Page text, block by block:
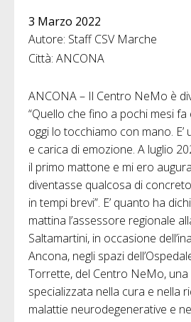
3 Marzo 2022
Autore: Staff CSV Marche
Città: ANCONA
ANCONA – Il Centro NeMo è
“Quello che fino a pochi mesi
oggi lo tocchiamo con mano.
e carica di emozione. A luglio
il primo mattone e mi ero
diventasse qualcosa di
in tempi brevi”. E’ quanto ha
mattina l’assessore regionale
Saltamartini, in occasione
Ancona, negli spazi
Torrette, del Centro NeMo,
specializzata nella cura e nella
malattie neurodegenerative e